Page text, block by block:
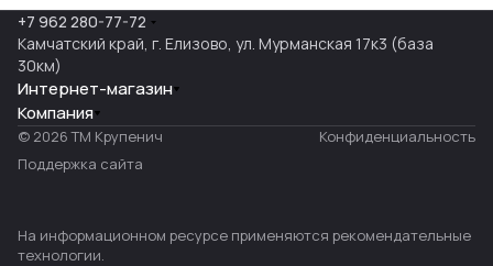
+7 962 280-77-72
Камчатский край, г. Елизово, ул. Мурманская 17к3 (база
30км)
Интернет-магазин
Компания
© 2026 ТМ Крупенич
Конфиденциальность
Поддержка сайта
На информационном ресурсе применяются рекомендательные
технологии.